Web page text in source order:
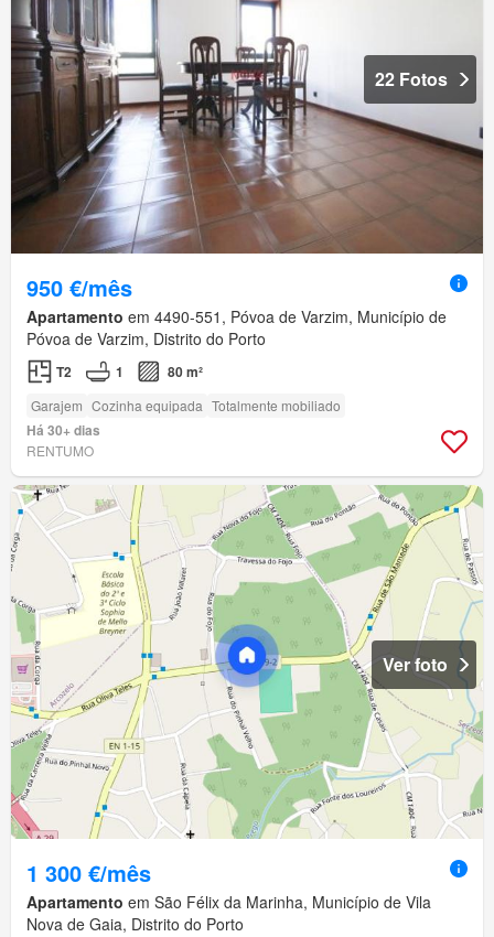
22 Fotos
950 €/mês
Apartamento em 4490-551, Póvoa de Varzim, Município de
Póvoa de Varzim, Distrito do Porto
T2 1 80 m²
Garajem Cozinha equipada Totalmente mobiliado
Há 30+ dias
RENTUMO
Ver foto
1 300 €/mês
Apartamento em São Félix da Marinha, Município de Vila
Nova de Gaia, Distrito do Porto